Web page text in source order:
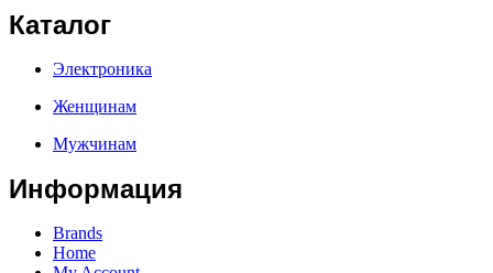
Каталог
Электроника
Женщинам
Мужчинам
Информация
Brands
Home